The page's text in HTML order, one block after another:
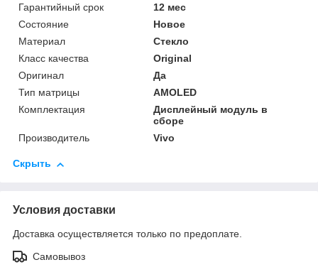
Гарантийный срок
12 мес
Состояние
Новое
Материал
Стекло
Класс качества
Original
Оригинал
Да
Тип матрицы
AMOLED
Комплектация
Дисплейный модуль в
сборе
Производитель
Vivo
Скрыть
Условия доставки
Доставка осуществляется только по предоплате.
Самовывоз